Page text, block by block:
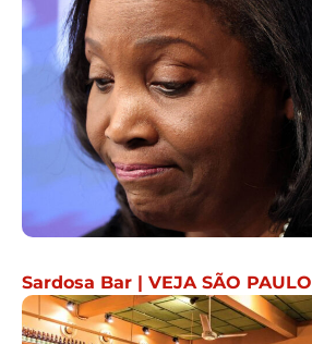
Sardosa Bar | VEJA SÃO PAULO